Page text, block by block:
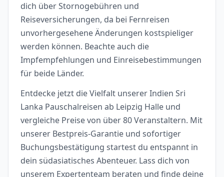
dich über Stornogebühren und
Reiseversicherungen, da bei Fernreisen
unvorhergesehene Änderungen kostspieliger
werden können. Beachte auch die
Impfempfehlungen und Einreisebestimmungen
für beide Länder.
Entdecke jetzt die Vielfalt unserer Indien Sri
Lanka Pauschalreisen ab Leipzig Halle und
vergleiche Preise von über 80 Veranstaltern. Mit
unserer Bestpreis-Garantie und sofortiger
Buchungsbestätigung startest du entspannt in
dein südasiatisches Abenteuer. Lass dich von
unserem Expertenteam beraten und finde deine